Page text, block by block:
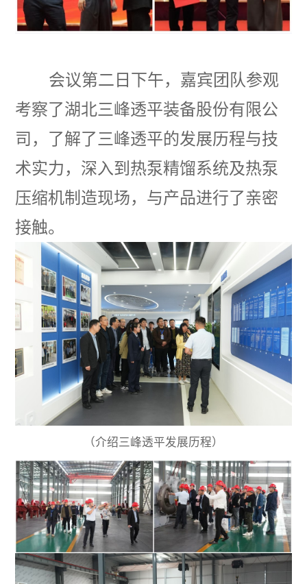
会议第二日下午，嘉宾团队参观
考察了湖北三峰透平装备股份有限公
司，了解了三峰透平的发展历程与技
术实力，深入到热泵精馏系统及热泵
压缩机制造现场，与产品进行了亲密
接触。
（介绍三峰透平发展历程）